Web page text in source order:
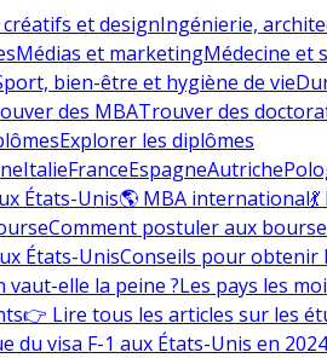
et designIngénierie,
Médias et marketingMédecine et
bien-être et hygiène de vie
des MBATrouver des
Explorer les diplômes
ItalieFranceEspagneAutriche
États-Unis🌎 MBA international
Comment postuler aux
États-UnisConseils pour obtenir
vaut-elle la peine ?Les pays les
👉 Lire tous les articles sur les
du visa F-1 aux États-Unis en 2024